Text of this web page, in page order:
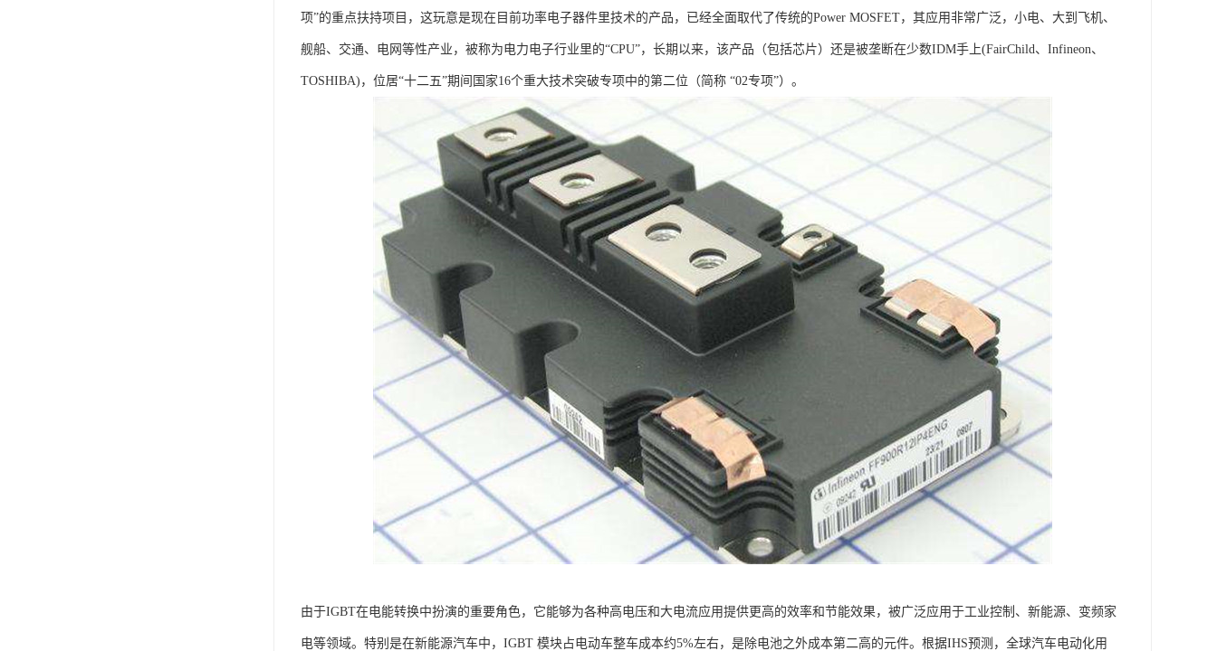
项”的重点扶持项目，这玩意是现在目前功率电子器件里技术的产品，已经全面取代了传统的Power MOSFET，其应用非常广泛，小电、大到飞机、
舰船、交通、电网等性产业，被称为电力电子行业里的“CPU”，长期以来，该产品（包括芯片）还是被垄断在少数IDM手上(FairChild、Infineon、
TOSHIBA)，位居“十二五”期间国家16个重大技术突破专项中的第二位（简称 “02专项”）。
由于IGBT在电能转换中扮演的重要角色，它能够为各种高电压和大电流应用提供更高的效率和节能效果，被广泛应用于工业控制、新能源、变频家
电等领域。特别是在新能源汽车中，IGBT 模块占电动车整车成本约5%左右，是除电池之外成本第二高的元件。根据IHS预测，全球汽车电动化用